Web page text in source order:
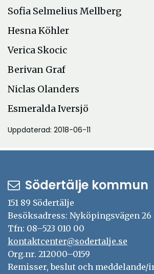
Sofia Selmelius Mellberg
Hesna Köhler
Verica Skocic
Berivan Graf
Niclas Olanders
Esmeralda Iversjö
Uppdaterad: 2018-06-11
Södertälje kommun
151 89 Södertälje
Besöksadress: Nyköpingsvägen 26
Tfn: 08–523 010 00
kontaktcenter@sodertalje.se
Org.nr. 212000–0159
Remisser, beslut och